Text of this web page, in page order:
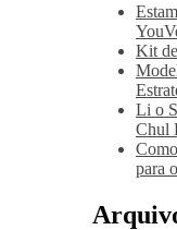
Kit
Li o
Chul
para